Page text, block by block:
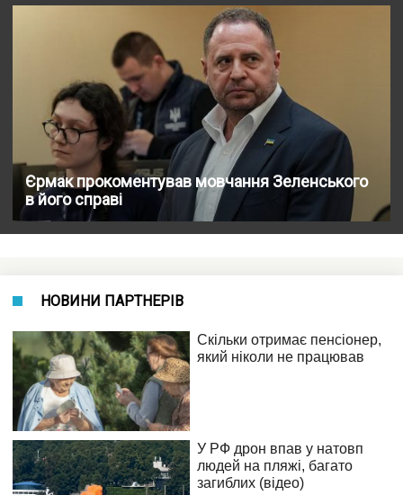
Єрмак прокоментував мовчання Зеленського
в його справі
НОВИНИ ПАРТНЕРІВ